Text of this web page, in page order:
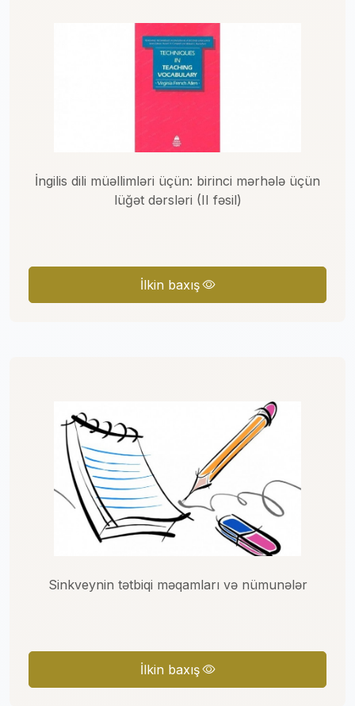
İngilis dili müəllimləri üçün: birinci mərhələ üçün
lüğət dərsləri (II fəsil)
İlkin baxış
Sinkveynin tətbiqi məqamları və nümunələr
İlkin baxış